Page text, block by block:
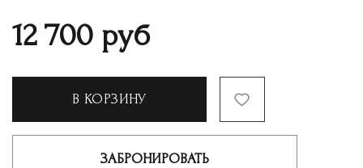
12 700 руб
В КОРЗИНУ
ЗАБРОНИРОВАТЬ